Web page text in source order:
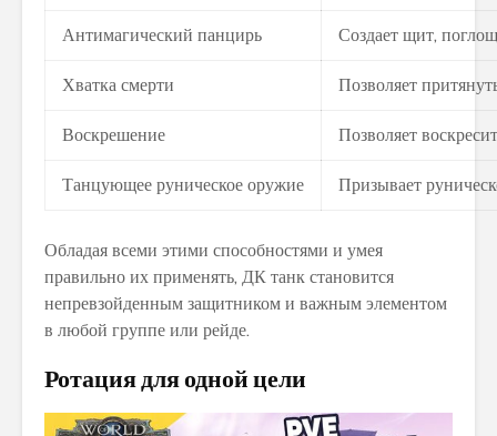
Антимагический панцирь Создает щит,
Хватка смерти Позволяет
Воскрешение Позволяет
Танцующее руническое оружие Призывает
Обладая всеми этими способностями и умея
правильно их применять, ДК танк становится
непревзойденным защитником и важным элементом
в любой группе или рейде.
Ротация для одной цели